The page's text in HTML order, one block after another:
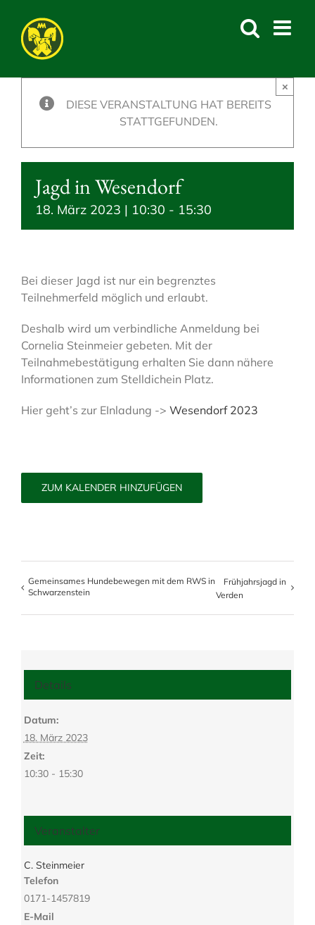
content
DIESE VERANSTALTUNG HAT BEREITS
STATTGEFUNDEN.
×
Jagd in Wesendorf
18. März 2023 | 10:30 - 15:30
Bei dieser Jagd ist nur ein begrenztes
Teilnehmerfeld möglich und erlaubt.
Deshalb wird um verbindliche Anmeldung bei
Cornelia Steinmeier gebeten. Mit der
Teilnahmebestätigung erhalten Sie dann nähere
Informationen zum Stelldichein Platz.
Hier geht’s zur EInladung -> Wesendorf 2023
ZUM KALENDER HINZUFÜGEN
Gemeinsames Hundebewegen mit dem RWS in
Schwarzenstein
Frühjahrsjagd in
Verden
Details
Datum:
18. März 2023
Zeit:
10:30 - 15:30
Veranstalter
C. Steinmeier
Telefon
0171-1457819
E-Mail